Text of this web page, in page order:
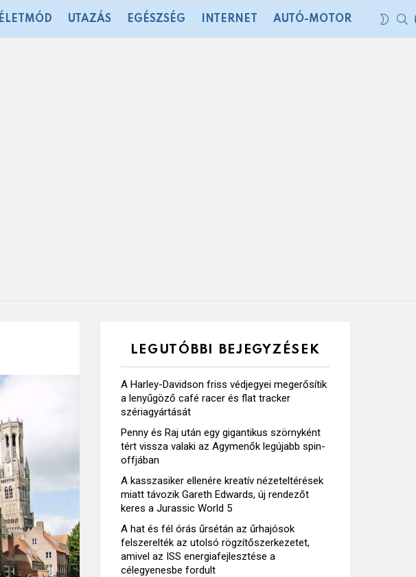
ÉLETMÓD UTAZÁS EGÉSZSÉG INTERNET AUTÓ-MOTOR
LEGUTÓBBI BEJEGYZÉSEK
A Harley-Davidson friss védjegyei megerősítik
a lenyűgöző café racer és flat tracker
szériagyártását
Penny és Raj után egy gigantikus szörnyként
tért vissza valaki az Agymenők legújabb spin-
offjában
A kasszasiker ellenére kreatív nézeteltérések
miatt távozik Gareth Edwards, új rendezőt
keres a Jurassic World 5
A hat és fél órás űrsétán az űrhajósok
felszerelték az utolsó rögzítőszerkezetet,
amivel az ISS energiafejlesztése a
célegyenesbe fordult